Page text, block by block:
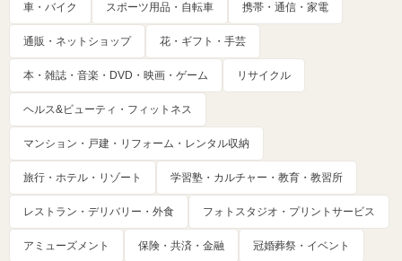
車・バイク スポーツ用品・自転車 携帯・通信・家電
通販・ネットショップ 花・ギフト・手芸
本・雑誌・音楽・DVD・映画・ゲーム リサイクル
ヘルス&ビューティ・フィットネス
マンション・戸建・リフォーム・レンタル収納
旅行・ホテル・リゾート 学習塾・カルチャー・教育・教習所
レストラン・デリバリー・外食 フォトスタジオ・プリントサービス
アミューズメント 保険・共済・金融 冠婚葬祭・イベント